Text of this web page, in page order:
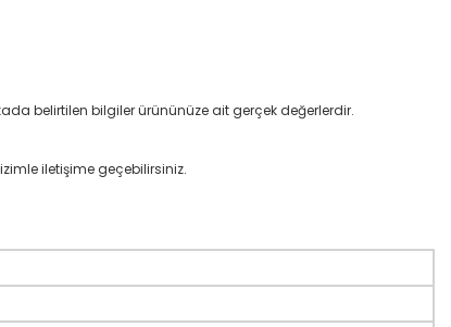
belirtilen bilgiler ürününüze ait gerçek değerlerdir.
iletişime geçebilirsiniz.